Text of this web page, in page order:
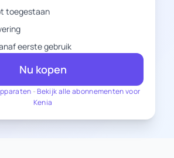
-Bekijk alle abonnementen voor
Kenia
toegestaan
eerste gebruik
Nu kopen